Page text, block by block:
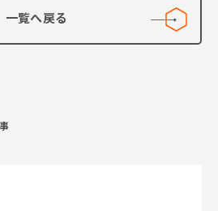
一覧へ戻る